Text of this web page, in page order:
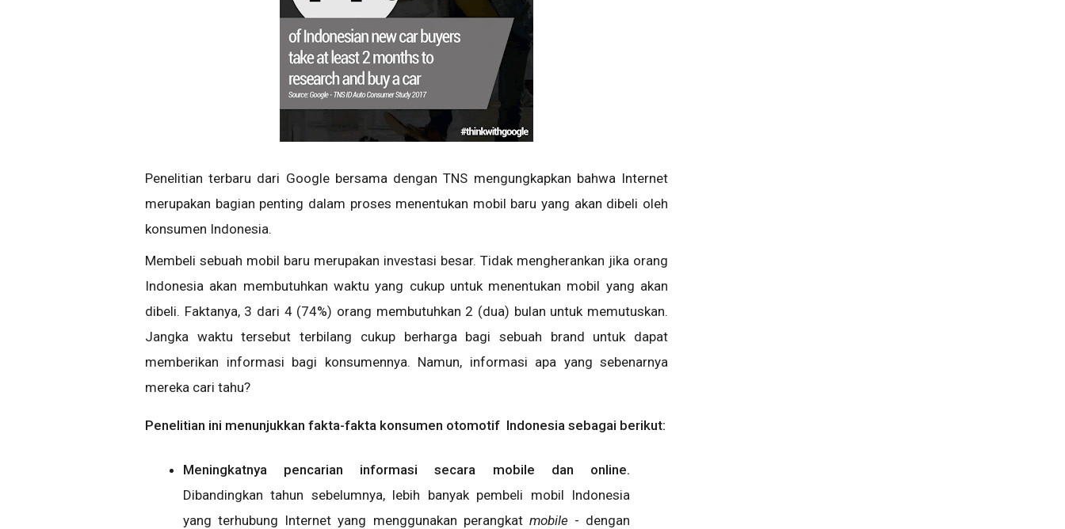
Penelitian terbaru dari Google bersama dengan TNS mengungkapkan bahwa Internet
merupakan bagian penting dalam proses menentukan mobil baru yang akan dibeli oleh
konsumen Indonesia.
Membeli sebuah mobil baru merupakan investasi besar. Tidak mengherankan jika orang
Indonesia akan membutuhkan waktu yang cukup untuk menentukan mobil yang akan
dibeli. Faktanya, 3 dari 4 (74%) orang membutuhkan 2 (dua) bulan untuk memutuskan.
Jangka waktu tersebut terbilang cukup berharga bagi sebuah brand untuk dapat
memberikan informasi bagi konsumennya. Namun, informasi apa yang sebenarnya
mereka cari tahu?
Penelitian ini menunjukkan fakta-fakta konsumen otomotif Indonesia sebagai berikut:
Meningkatnya pencarian informasi secara mobile dan online.
Dibandingkan tahun sebelumnya, lebih banyak pembeli mobil Indonesia
yang terhubung Internet yang menggunakan perangkat mobile - dengan